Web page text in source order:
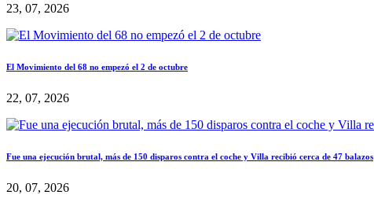
23, 07, 2026
El Movimiento del 68 no empezó el 2 de octubre
22, 07, 2026
Fue una ejecución brutal, más de 150 disparos contra el coche y Villa recibió cerca de 47 balazos
20, 07, 2026